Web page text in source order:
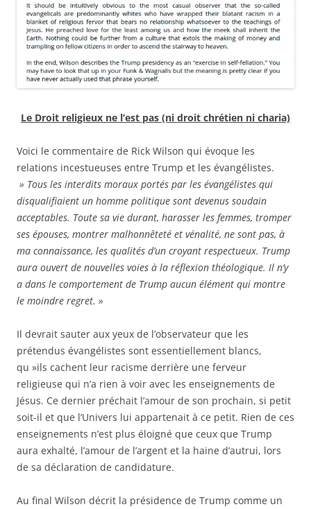
Le Droit religieux ne l’est pas (ni droit chrétien ni charia)
Voici le commentaire de Rick Wilson qui évoque les
relations incestueuses entre Trump et les évangélistes.
» Tous les interdits moraux portés par les évangélistes qui
disqualifiaient un homme politique sont devenus soudain
acceptables. Toute sa vie durant, harasser les femmes, tromper
ses épouses, montrer malhonnêteté et vénalité, ne sont pas, à
ma connaissance, les qualités d’un croyant respectueux. Trump
aura ouvert de nouvelles voies à la réflexion théologique. Il n’y
a dans le comportement de Trump aucun élément qui montre
le moindre regret. »
Il devrait sauter aux yeux de l’observateur que les
prétendus évangélistes sont essentiellement blancs,
qu »ils cachent leur racisme derrière une ferveur
religieuse qui n’a rien à voir avec les enseignements de
Jésus. Ce dernier préchait l’amour de son prochain, si petit
soit-il et que l’Univers lui appartenait à ce petit. Rien de ces
enseignements n’est plus éloigné que ceux que Trump
aura exhalté, l’amour de l’argent et la haine d’autrui, lors
de sa déclaration de candidature.
Au final Wilson décrit la présidence de Trump comme un